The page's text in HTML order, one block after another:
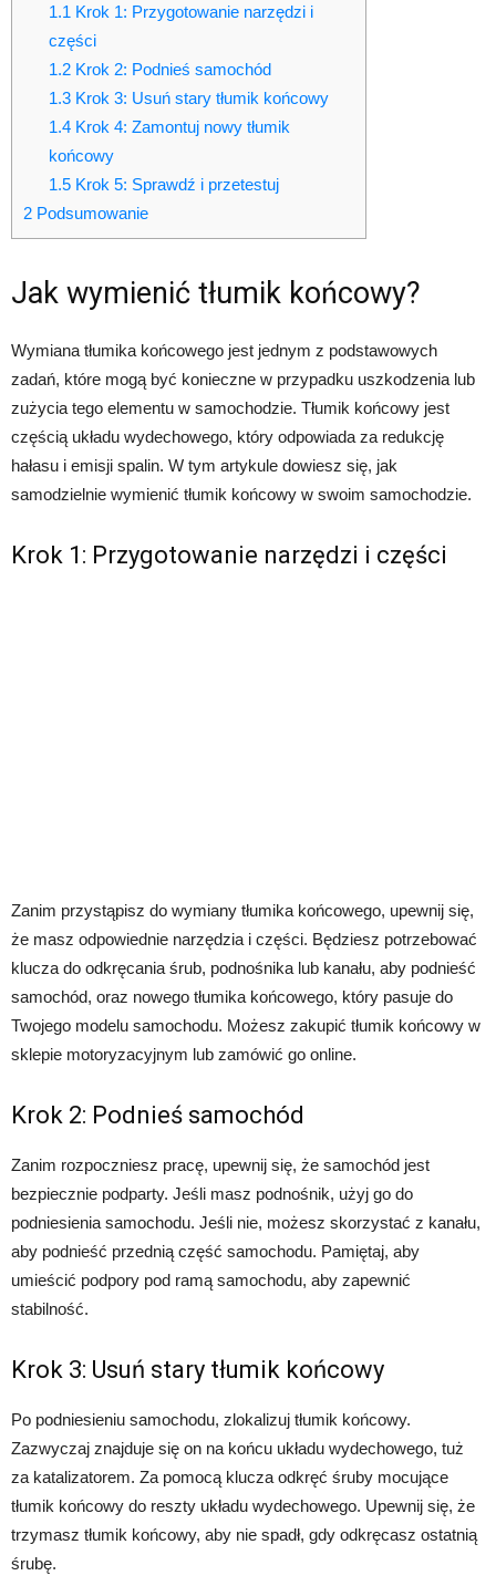
1.1 Krok 1: Przygotowanie narzędzi i
części
1.2Krok 2: Podnieś samochód
1.3Krok 3: Usuń stary tłumik końcowy
1.4Krok 4: Zamontuj nowy tłumik
końcowy
1.5Krok 5: Sprawdź i przetestuj
2 Podsumowanie
Jak wymienić tłumik końcowy?
Wymiana tłumika końcowego jest jednym z podstawowych
zadań, które mogą być konieczne w przypadku uszkodzenia lub
zużycia tego elementu w samochodzie. Tłumik końcowy jest
częścią układu wydechowego, który odpowiada za redukcję
hałasu i emisji spalin. W tym artykule dowiesz się, jak
samodzielnie wymienić tłumik końcowy w swoim samochodzie.
Krok 1: Przygotowanie narzędzi i części
Zanim przystąpisz do wymiany tłumika końcowego, upewnij się,
że masz odpowiednie narzędzia i części. Będziesz potrzebować
klucza do odkręcania śrub, podnośnika lub kanału, aby podnieść
samochód, oraz nowego tłumika końcowego, który pasuje do
Twojego modelu samochodu. Możesz zakupić tłumik końcowy w
sklepie motoryzacyjnym lub zamówić go online.
Krok 2: Podnieś samochód
Zanim rozpoczniesz pracę, upewnij się, że samochód jest
bezpiecznie podparty. Jeśli masz podnośnik, użyj go do
podniesienia samochodu. Jeśli nie, możesz skorzystać z kanału,
aby podnieść przednią część samochodu. Pamiętaj, aby
umieścić podpory pod ramą samochodu, aby zapewnić
stabilność.
Krok 3: Usuń stary tłumik końcowy
Po podniesieniu samochodu, zlokalizuj tłumik końcowy.
Zazwyczaj znajduje się on na końcu układu wydechowego, tuż
za katalizatorem. Za pomocą klucza odkręć śruby mocujące
tłumik końcowy do reszty układu wydechowego. Upewnij się, że
trzymasz tłumik końcowy, aby nie spadł, gdy odkręcasz ostatnią
śrubę.